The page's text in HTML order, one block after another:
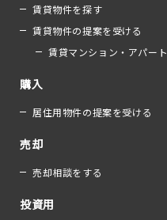
賃貸物件を探す
賃貸物件の提案を受ける
賃貸マンション・アパート
購入
居住用物件の提案を受ける
売却
売却相談をする
投資用